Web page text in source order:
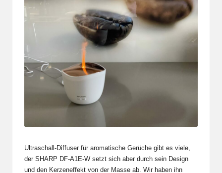
Ultraschall-Diffuser für aromatische Gerüche gibt es viele,
der SHARP DF-A1E-W setzt sich aber durch sein Design
und den Kerzeneffekt von der Masse ab. Wir haben ihn